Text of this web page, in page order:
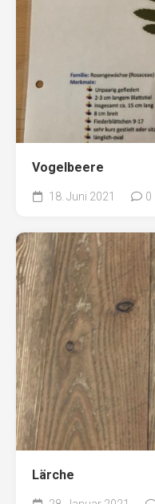
Vogelbeere
18. Juni 2021 0
Lärche